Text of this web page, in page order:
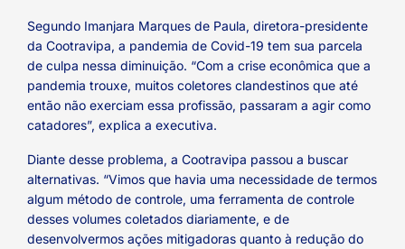
Segundo Imanjara Marques de Paula, diretora-presidente
da Cootravipa, a pandemia de Covid-19 tem sua parcela
de culpa nessa diminuição. “Com a crise econômica que a
pandemia trouxe, muitos coletores clandestinos que até
então não exerciam essa profissão, passaram a agir como
catadores”, explica a executiva.
Diante desse problema, a Cootravipa passou a buscar
alternativas. “Vimos que havia uma necessidade de termos
algum método de controle, uma ferramenta de controle
desses volumes coletados diariamente, e de
desenvolvermos ações mitigadoras quanto à redução do